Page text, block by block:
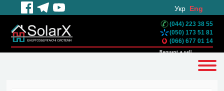
Укр Eng
(044) 223 38 55
(050) 173 51 81
(066) 677 01 14
Request a call